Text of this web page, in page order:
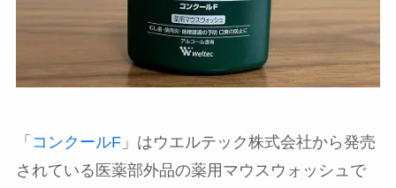
「 コンクールF」はウエルテック株式会社から発売
されている医薬部外品の薬用マウスウォッシュで